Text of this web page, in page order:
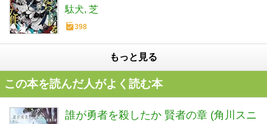
駄犬 芝
398
もっと見る
この本を読んだ人がよく読む本
誰が勇者を殺したか 賢者の章 (角川スニ